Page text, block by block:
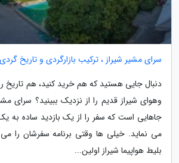
سرای مشیر شیراز ، ترکیب بازارگردی و تاریخ گردی
دنبال جایی هستید که هم خرید کنید، هم
وهوای شیراز قدیم را از نزدیک ببینید؟ سرای
جاهایی است که سفر را از یک بازدید ساده به
می نماید. خیلی ها وقتی برنامه سفرشان را می
بلیط هواپیما شیراز اولین...